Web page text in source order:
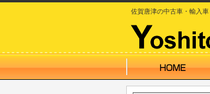
佐賀唐津の中古車・輸入